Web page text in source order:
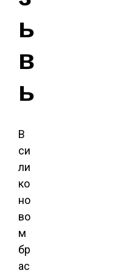
ы
в
ы
В
си
ли
ко
но
во
м
бр
ас